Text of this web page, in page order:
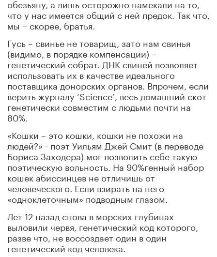
обезьяну, а лишь осторожно намекали на то,
что у нас имеется общий с ней предок. Так что,
мы – скорее, братья.
Гусь – свинье не товарищ, зато нам свинья
(видимо, в порядке компенсации) –
генетический собрат. ДНК свиней позволяет
использовать их в качестве идеального
поставщика донорских органов. Впрочем, если
верить журналу ‘Science’, весь домашний скот
генетически совместим с людьми почти на
80%.
«Кошки – это кошки, кошки не похожи на
людей?» - поэт Уильям Джей Смит (в переводе
Бориса Заходера) мог позволить себе такую
поэтическую вольность. На 90%генный набор
кошек абиссинцев не отличишь от
человеческого. Если взирать на него
«одноклеточным» подводным глазом.
Лет 12 назад снова в морских глубинах
выловили червя, генетический код которого,
разве что, не воссоздает один в один
генетический код человека.